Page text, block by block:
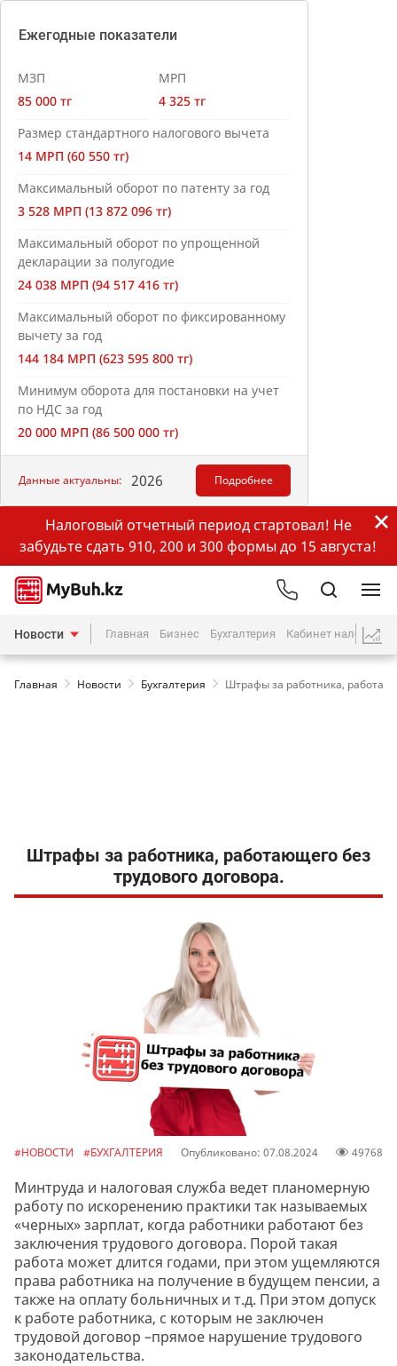
Ежегодные показатели
МЗП
85 000 тг
МРП
4 325 тг
Размер стандартного налогового вычета
14 МРП (60 550 тг)
Максимальный оборот по патенту за год
3 528 МРП (13 872 096 тг)
Максимальный оборот по упрощенной
декларации за полугодие
24 038 МРП (94 517 416 тг)
Максимальный оборот по фиксированному
вычету за год
144 184 МРП (623 595 800 тг)
Минимум оборота для постановки на учет
по НДС за год
20 000 МРП (86 500 000 тг)
Данные актуальны: 2026 Подробнее
Налоговый отчетный период стартовал! Не
забудьте сдать 910, 200 и 300 формы до 15 августа!
Новости Главная Бизнес Бухгалтерия Кабинет
Главная Новости Бухгалтерия Штрафы за работника,
Штрафы за работника, работающего без
трудового договора.
#НОВОСТИ #БУХГАЛТЕРИЯ Опубликовано: 07.08.2024 49768
Минтруда и налоговая служба ведет планомерную
работу по искоренению практики так называемых
«черных» зарплат, когда работники работают без
заключения трудового договора. Порой такая
работа может длится годами, при этом ущемляются
права работника на получение в будущем пенсии, а
также на оплату больничных и т.д. При этом допуск
к работе работника, с которым не заключен
трудовой договор –прямое нарушение трудового
законодательства.